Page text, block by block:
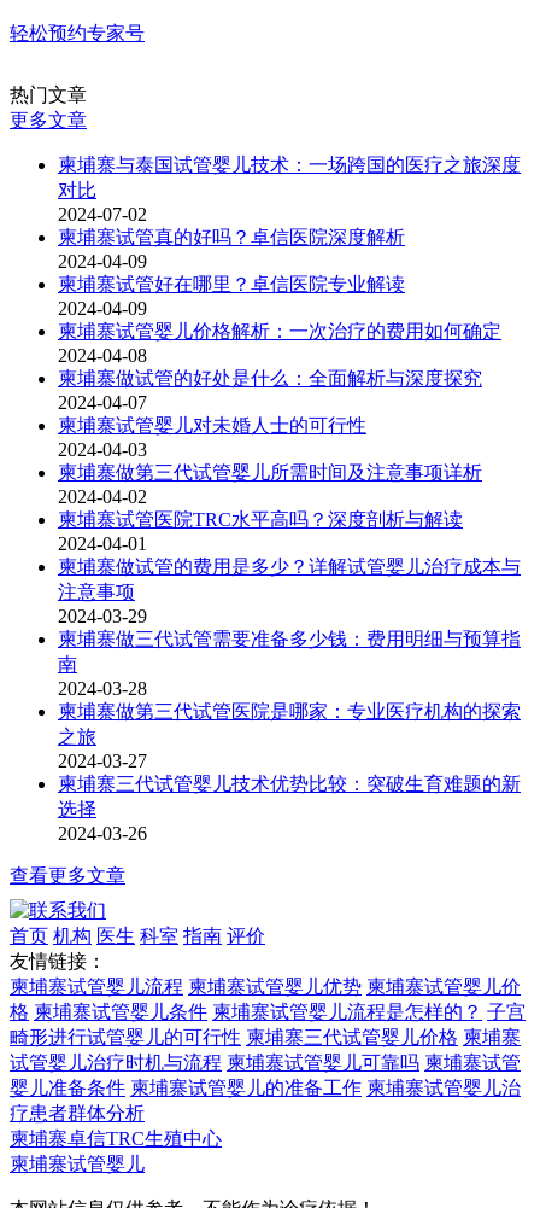
轻松预约专家号
热门文章
更多文章
柬埔寨与泰国试管婴儿技术：一场跨国的医疗之旅深度
对比
2024-07-02
柬埔寨试管真的好吗？卓信医院深度解析
2024-04-09
柬埔寨试管好在哪里？卓信医院专业解读
2024-04-09
柬埔寨试管婴儿价格解析：一次治疗的费用如何确定
2024-04-08
柬埔寨做试管的好处是什么：全面解析与深度探究
2024-04-07
柬埔寨试管婴儿对未婚人士的可行性
2024-04-03
柬埔寨做第三代试管婴儿所需时间及注意事项详析
2024-04-02
柬埔寨试管医院TRC水平高吗？深度剖析与解读
2024-04-01
柬埔寨做试管的费用是多少？详解试管婴儿治疗成本与
注意事项
2024-03-29
柬埔寨做三代试管需要准备多少钱：费用明细与预算指
南
2024-03-28
柬埔寨做第三代试管医院是哪家：专业医疗机构的探索
之旅
2024-03-27
柬埔寨三代试管婴儿技术优势比较：突破生育难题的新
选择
2024-03-26
查看更多文章
首页 机构 医生 科室 指南 评价
友情链接：
柬埔寨试管婴儿流程 柬埔寨试管婴儿优势 柬埔寨试管婴儿价
格 柬埔寨试管婴儿条件 柬埔寨试管婴儿流程是怎样的？ 子宫
畸形进行试管婴儿的可行性 柬埔寨三代试管婴儿价格 柬埔寨
试管婴儿治疗时机与流程 柬埔寨试管婴儿可靠吗 柬埔寨试管
婴儿准备条件 柬埔寨试管婴儿的准备工作 柬埔寨试管婴儿治
疗患者群体分析
柬埔寨卓信TRC生殖中心
柬埔寨试管婴儿